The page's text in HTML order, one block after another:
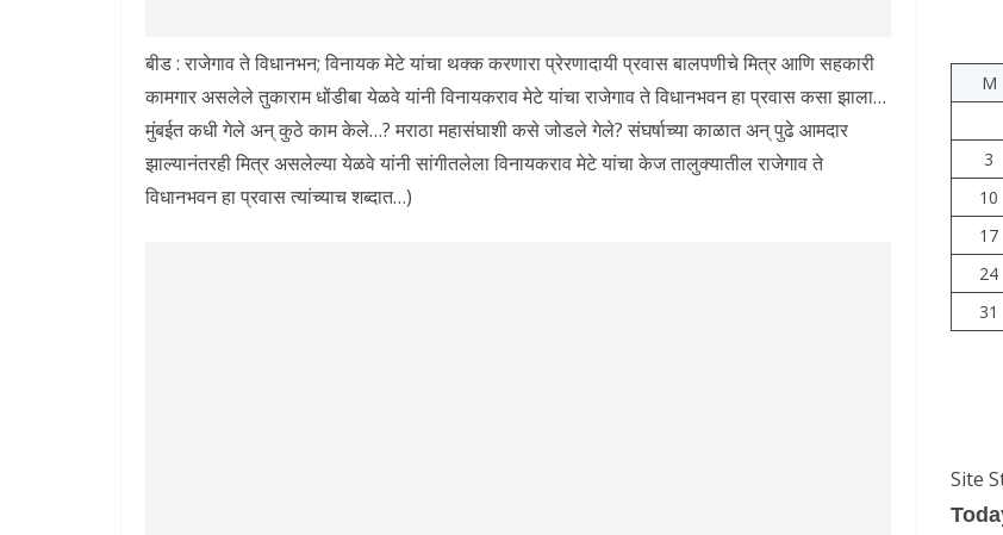
बीड : राजेगाव ते विधानभन; विनायक मेटे यांचा थक्क करणारा प्रेरणादायी प्रवास बालपणीचे मित्र आणि सहकारी
कामगार असलेले तुकाराम धोंडीबा येळवे यांनी विनायकराव मेटे यांचा राजेगाव ते विधानभवन हा प्रवास कसा झाला…
मुंबईत कधी गेले अन् कुठे काम केले…? मराठा महासंघाशी कसे जोडले गेले? संघर्षाच्या काळात अन् पुढे आमदार
झाल्यानंतरही मित्र असलेल्या येळवे यांनी सांगीतलेला विनायकराव मेटे यांचा केज तालुक्यातील राजेगाव ते
विधानभवन हा प्रवास त्यांच्याच शब्दात…)
M
3
10
17
24
31
Site